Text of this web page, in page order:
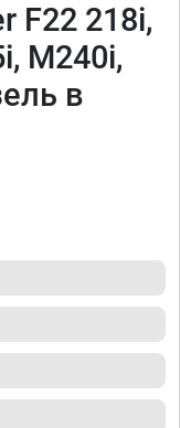
F22 218i,
M240i,
в